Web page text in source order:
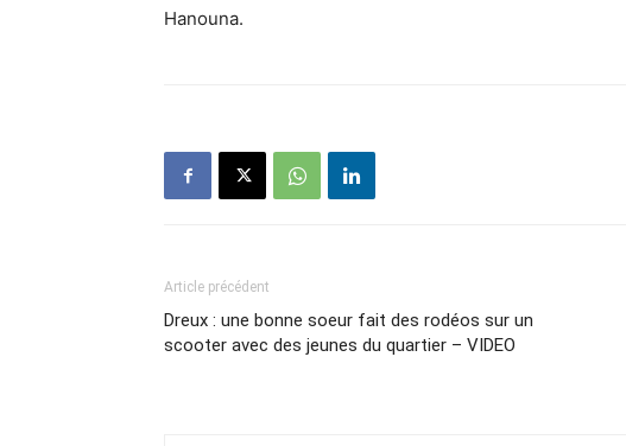
Hanouna.
Article précédent
Dreux : une bonne soeur fait des rodéos sur un
scooter avec des jeunes du quartier – VIDEO